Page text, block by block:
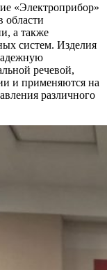
«Электроприбор»
области
а также
систем. Изделия
речевой,
и применяются на
различного